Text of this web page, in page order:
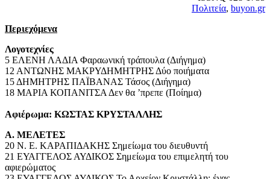
Πολιτεία, buyon.gr
Περιεχόμενα
Λογοτεχνίες
5 ΕΛΕΝΗ ΛΑΔΙΑ Φαραωνική τράπουλα (Διήγημα)
12 ΑΝΤΩΝΗΣ ΜΑΚΡΥΔΗΜΗΤΡΗΣ Δύο ποιήματα
15 ΔΗΜΗΤΡΗΣ ΠΑΪΒΑΝΑΣ Τάσος (Διήγημα)
18 ΜΑΡΙΑ ΚΟΠΑΝΙΤΣΑ Δεν θα ’πρεπε (Ποίημα)
Αφιέρωμα: ΚΩΣΤΑΣ ΚΡΥΣΤΑΛΛΗΣ
Α. ΜΕΛΕΤΕΣ
20 Ν. Ε. ΚΑΡΑΠΙΔΑΚΗΣ Σημείωμα του διευθυντή
21 ΕΥΑΓΓΕΛΟΣ ΑΥΔΙΚΟΣ Σημείωμα του επιμελητή του
αφιερώματος